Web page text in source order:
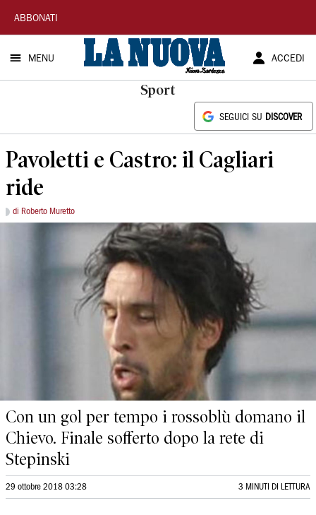
La
Nuova
Sardegna
ABBONATI
MENU ACCEDI
Sport
SEGUICI SU DISCOVER
Pavoletti e Castro: il Cagliari
ride
di Roberto Muretto
Con un gol per tempo i rossoblù domano il
Chievo. Finale sofferto dopo la rete di
Stepinski
29 ottobre 2018 03:28 3 MINUTI DI LETTURA